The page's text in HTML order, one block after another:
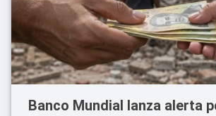
Banco Mundial lanza alerta